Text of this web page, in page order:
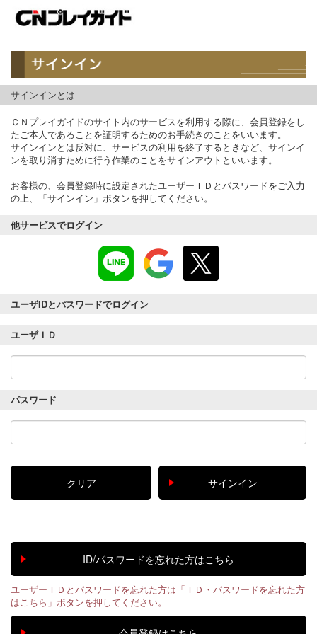
サインインとは
ＣＮプレイガイドのサイト内のサービスを利用する際に、会員登録をし
たご本人であることを証明するためのお手続きのことをいいます。
サインインとは反対に、サービスの利用を終了するときなど、サインイ
ンを取り消すために行う作業のことをサインアウトといいます。
お客様の、会員登録時に設定されたユーザーＩＤとパスワードをご入力
の上、「サインイン」ボタンを押してください。
他サービスでログイン
ユーザIDとパスワードでログイン
ユーザＩＤ
パスワード
ユーザーＩＤとパスワードを忘れた方は「ＩＤ・パスワードを忘れた方
はこちら」ボタンを押してください。